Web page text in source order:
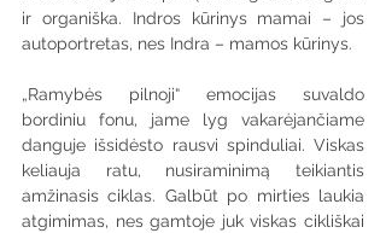
ir organiška. Indros kūrinys mamai – jos
autoportretas, nes Indra – mamos kūrinys.
„Ramybės pilnoji“ emocijas suvaldo
bordiniu fonu, jame lyg vakarėjančiame
danguje išsidėsto rausvi spinduliai. Viskas
keliauja ratu, nusiraminimą teikiantis
amžinasis ciklas. Galbūt po mirties laukia
atgimimas, nes gamtoje juk viskas cikliškai